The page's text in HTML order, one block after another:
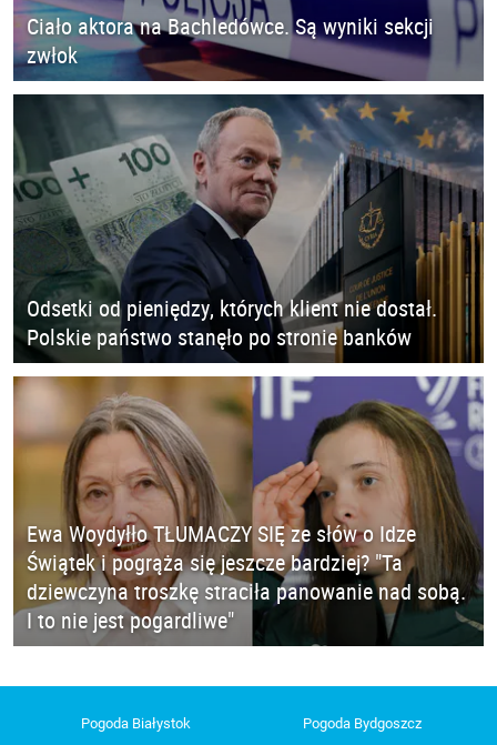
Ciało aktora na Bachledówce. Są wyniki sekcji
zwłok
Odsetki od pieniędzy, których klient nie dostał.
Polskie państwo stanęło po stronie banków
Ewa Woydyłło TŁUMACZY SIĘ ze słów o Idze
Świątek i pogrąża się jeszcze bardziej? "Ta
dziewczyna troszkę straciła panowanie nad sobą.
I to nie jest pogardliwe"
Pogoda Białystok Pogoda Bydgoszcz